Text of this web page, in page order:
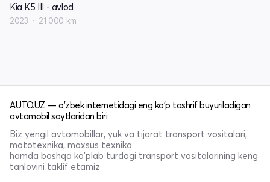
Kia K5 III - avlod
2023 21 000 km
AUTO.UZ — o'zbek internetidagi eng ko'p tashrif buyuriladigan
avtomobil saytlaridan biri
Biz yengil avtomobillar, yuk va tijorat transport vositalari,
mototexnika, maxsus texnika
hamda boshqa ko'plab turdagi transport vositalarining keng
tanlovini taklif etamiz